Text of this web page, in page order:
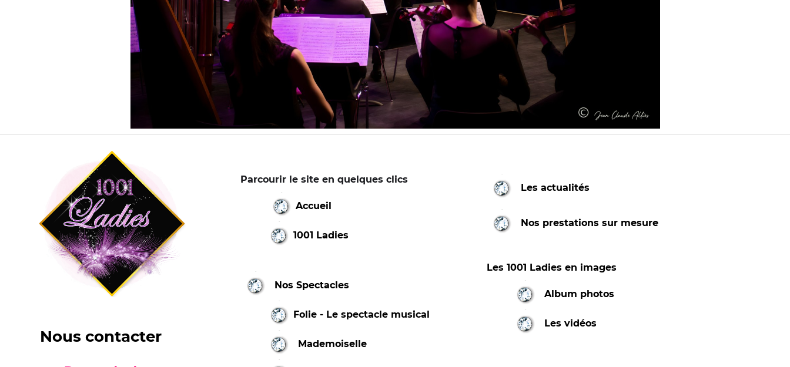
Nous contacter
Parcourir le site en quelques clics
Accueil
1001 Ladies
Nos Spectacles
Folie - Le spectacle musical
Mademoiselle
Les actualités
Nos prestations sur mesure
Les 1001 Ladies en images
Album photos
Les vidéos